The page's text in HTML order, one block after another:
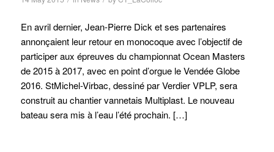
En avril dernier, Jean-Pierre Dick et ses partenaires
annonçaient leur retour en monocoque avec l’objectif de
participer aux épreuves du championnat Ocean Masters
de 2015 à 2017, avec en point d’orgue le Vendée Globe
2016. StMichel-Virbac, dessiné par Verdier VPLP, sera
construit au chantier vannetais Multiplast. Le nouveau
bateau sera mis à l’eau l’été prochain. […]